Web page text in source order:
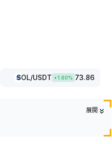
SOL/USDT +1.60% 73.86
展開